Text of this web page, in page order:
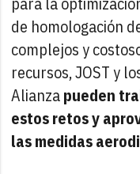
de homologación
complejos y
recursos, JOST y
Alianzapueden
estos retos y
las medidas